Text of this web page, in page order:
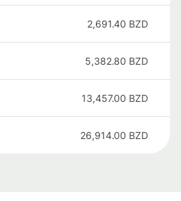
2,691.40 BZD
5,382.80 BZD
13,457.00 BZD
26,914.00 BZD